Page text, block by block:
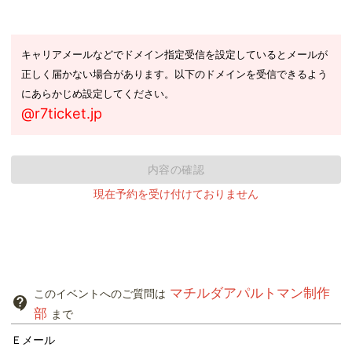
キャリアメールなどでドメイン指定受信を設定しているとメールが
正しく届かない場合があります。以下のドメインを受信できるよう
にあらかじめ設定してください。
@r7ticket.jp
内容の確認
現在予約を受け付けておりません
このイベントへのご質問は マチルダアパルトマン制作
部 まで
Ｅメール